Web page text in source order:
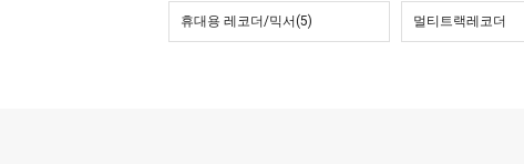
휴대용 레코더/믹서(5) 멀티트랙레코더